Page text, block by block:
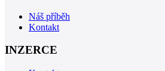
Náš příběh
Kontakt
INZERCE